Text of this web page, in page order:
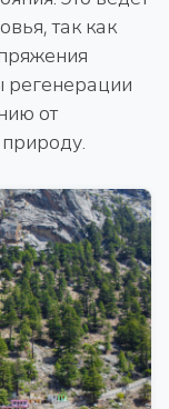
так как
регенерации
от